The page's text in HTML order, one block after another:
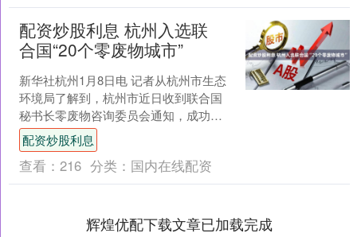
配资炒股利息 杭州入选联
合国“20个零废物城市”
新华社杭州1月8日电 记者从杭州市生态
环境局了解到，杭州市近日收到联合国
秘书长零废物咨询委员会通知，成功入
选全球“20个零废物城市”。 在通知邮件
中，联合国秘书....
配资炒股利息
查看： 216 分类： 国内在线配资
辉煌优配下载文章已加载完成